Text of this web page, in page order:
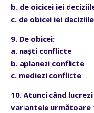
b. de oicicei iei
c. de obicei iei
9. De obicei:
a. naști conflicte
b. aplanezi conflicte
c. mediezi conflicte
10. Atunci când
variantele următoare